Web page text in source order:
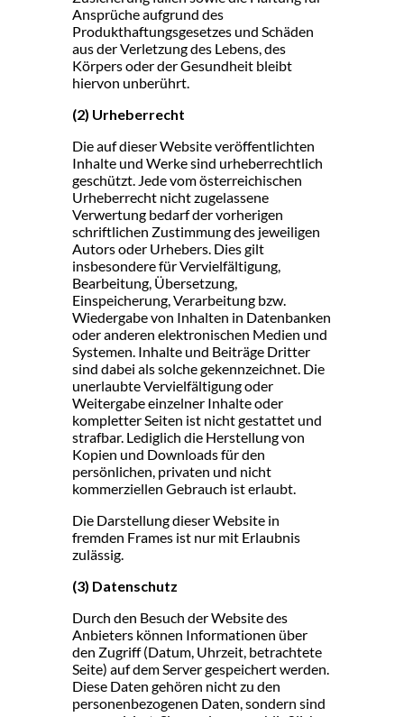
Ansprüche aufgrund des
Produkthaftungsgesetzes und Schäden
aus der Verletzung des Lebens, des
Körpers oder der Gesundheit bleibt
hiervon unberührt.
(2) Urheberrecht
Die auf dieser Website veröffentlichten
Inhalte und Werke sind urheberrechtlich
geschützt. Jede vom österreichischen
Urheberrecht nicht zugelassene
Verwertung bedarf der vorherigen
schriftlichen Zustimmung des jeweiligen
Autors oder Urhebers. Dies gilt
insbesondere für Vervielfältigung,
Bearbeitung, Übersetzung,
Einspeicherung, Verarbeitung bzw.
Wiedergabe von Inhalten in Datenbanken
oder anderen elektronischen Medien und
Systemen. Inhalte und Beiträge Dritter
sind dabei als solche gekennzeichnet. Die
unerlaubte Vervielfältigung oder
Weitergabe einzelner Inhalte oder
kompletter Seiten ist nicht gestattet und
strafbar. Lediglich die Herstellung von
Kopien und Downloads für den
persönlichen, privaten und nicht
kommerziellen Gebrauch ist erlaubt.
Die Darstellung dieser Website in
fremden Frames ist nur mit Erlaubnis
zulässig.
(3) Datenschutz
Durch den Besuch der Website des
Anbieters können Informationen über
den Zugriff (Datum, Uhrzeit, betrachtete
Seite) auf dem Server gespeichert werden.
Diese Daten gehören nicht zu den
personenbezogenen Daten, sondern sind